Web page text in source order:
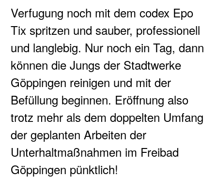
Verfugung noch mit dem codex Epo
Tix spritzen und sauber, professionell
und langlebig. Nur noch ein Tag, dann
können die Jungs der Stadtwerke
Göppingen reinigen und mit der
Befüllung beginnen. Eröffnung also
trotz mehr als dem doppelten Umfang
der geplanten Arbeiten der
Unterhaltmaßnahmen im Freibad
Göppingen pünktlich!